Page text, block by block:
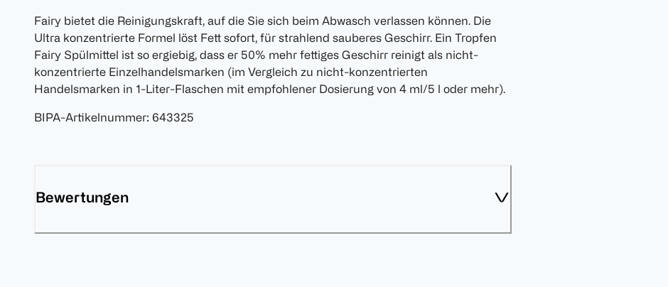
Fairy bietet die Reinigungskraft, auf die Sie sich beim Abwasch verlassen können. Die
Ultra konzentrierte Formel löst Fett sofort, für strahlend sauberes Geschirr. Ein Tropfen
Fairy Spülmittel ist so ergiebig, dass er 50% mehr fettiges Geschirr reinigt als nicht-
konzentrierte Einzelhandelsmarken (im Vergleich zu nicht-konzentrierten
Handelsmarken in 1-Liter-Flaschen mit empfohlener Dosierung von 4 ml/5 l oder mehr).
BIPA-Artikelnummer: 643325
Bewertungen